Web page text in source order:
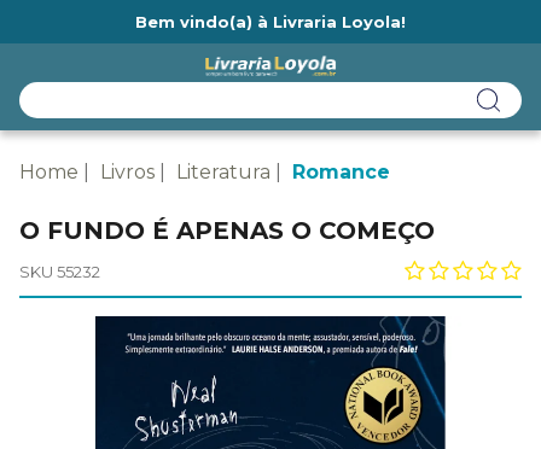
Bem vindo(a) à Livraria Loyola!
Home Livros Literatura Romance
O FUNDO É APENAS O COMEÇO
SKU 55232